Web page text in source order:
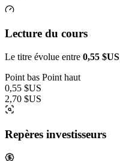
Lecture du cours
Le titre évolue entre 0,55 $US
Point bas Point haut
0,55 $US
2,70 $US
Repères investisseurs